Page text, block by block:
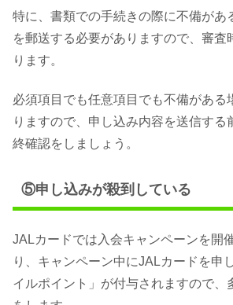
特に、書類での手続きの際に不備があ
を郵送する必要がありますので、審査
ります。
必須項目でも任意項目でも不備がある
りますので、申し込み内容を送信する
終確認をしましょう。
⑤申し込みが殺到している
JALカードでは入会キャンペーンを開
り、キャンペーン中にJALカードを申
イルポイント」が付与されますので、